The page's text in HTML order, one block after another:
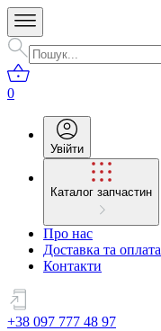
0
Увійти
Каталог запчастин
Про нас
Доставка та оплата
Контакти
+38 097 777 48 97